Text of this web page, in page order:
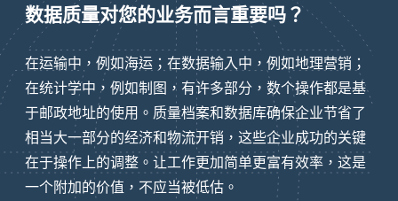
数据质量对您的业务而言重要吗？
在运输中，例如海运；在数据输入中，例如地理营销；
在统计学中，例如制图，有许多部分，数个操作都是基
于邮政地址的使用。质量档案和数据库确保企业节省了
相当大一部分的经济和物流开销，这些企业成功的关键
在于操作上的调整。让工作更加简单更富有效率，这是
一个附加的价值，不应当被低估。